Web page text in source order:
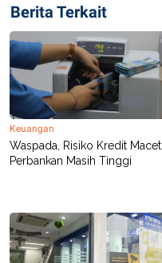
Berita Terkait
Keuangan
Waspada, Risiko Kredit Macet
Perbankan Masih Tinggi